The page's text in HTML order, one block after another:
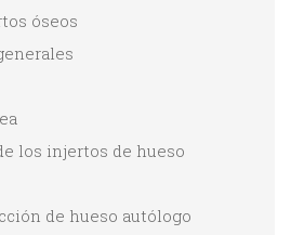
óseos
los injertos de hueso
de hueso autólogo